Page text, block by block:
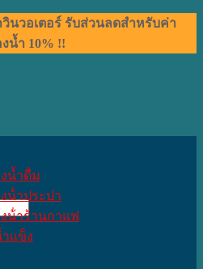
นวอเตอร์ รับส่วนลดสำหรับค่า
น้ำ 10% !!
น้ำดื่ม
น้ําประปา
น้ําร้านกาแฟ
แข็ง